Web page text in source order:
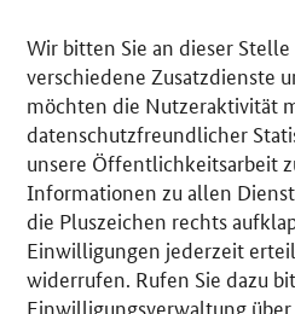
Wir bitten Sie an dieser
verschiedene Zusatzdienste
möchten die Nutzeraktivität
datenschutzfreundlicher
unsere Öffentlichkeitsarbeit
Informationen zu allen
die Pluszeichen rechts
Einwilligungen jederzeit
widerrufen. Rufen Sie dazu
Einwilligungsverwaltung